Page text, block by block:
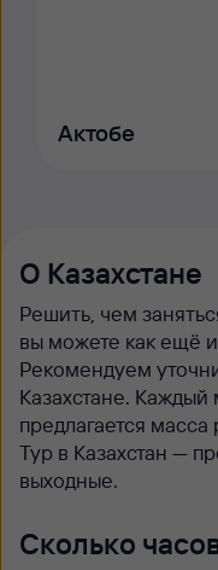
Актобе
О Казахстане
Решить, чем
вы можете как ещё
Рекомендуем
Казахстане.
предлагается
Тур в Казахстан —
выходные.
Сколько